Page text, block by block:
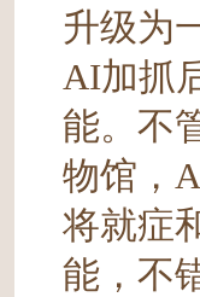
升级为
AI加抓
能。不
物馆，
将就症
能，不